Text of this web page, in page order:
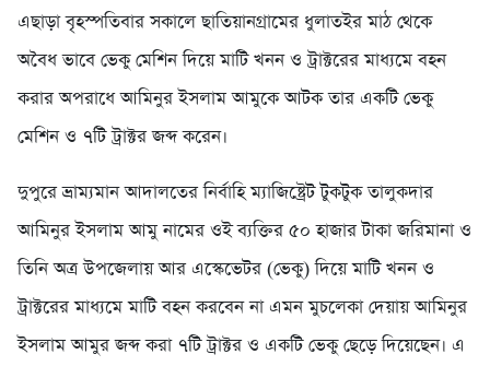
এছাড়া বৃহস্পতিবার সকালে ছাতিয়ানগ্রামের ধুলাতইর মাঠ থেকে
অবৈধ ভাবে ভেকু মেশিন দিয়ে মাটি খনন ও ট্রাক্টরের মাধ্যমে বহন
করার অপরাধে আমিনুর ইসলাম আমুকে আটক তার একটি ভেকু
মেশিন ও ৭টি ট্রাক্টর জব্দ করেন।
দুপুরে ভ্রাম্যমান আদালতের নির্বাহি ম্যাজিষ্ট্রেট টুকটুক তালুকদার
আমিনুর ইসলাম আমু নামের ওই ব্যক্তির ৫০ হাজার টাকা জরিমানা ও
তিনি অত্র উপজেলায় আর এস্কেভেটর (ভেকু) দিয়ে মাটি খনন ও
ট্রাক্টরের মাধ্যমে মাটি বহন করবেন না এমন মুচলেকা দেয়ায় আমিনুর
ইসলাম আমুর জব্দ করা ৭টি ট্রাক্টর ও একটি ভেকু ছেড়ে দিয়েছেন। এ